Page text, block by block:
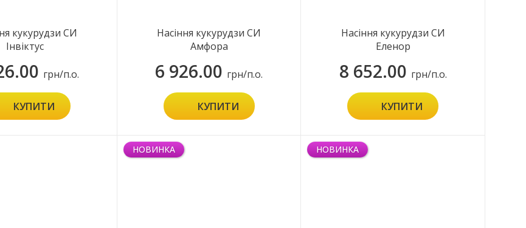
кукурудзи СИ
Інвіктус
грн/п.о.
КУПИТИ
Насіння кукурудзи СИ
Амфора
6 926.00 грн/п.о.
КУПИТИ
Насіння кукурудзи СИ
Еленор
8 652.00 грн/п.о.
КУПИТИ
НОВИНКА НОВИНКА